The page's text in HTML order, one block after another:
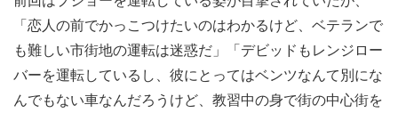
「恋人の前でかっこつけたいのはわかるけど、ベテランで
も難しい市街地の運転は迷惑だ」「デビッドもレンジロー
バーを運転しているし、彼にとってはベンツなんて別にな
んでもない車なんだろうけど、教習中の身で街の中心街を